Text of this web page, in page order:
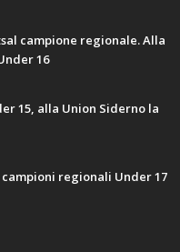
campione regionale. Alla
16
15, alla Union Siderno la
regionali Under 17